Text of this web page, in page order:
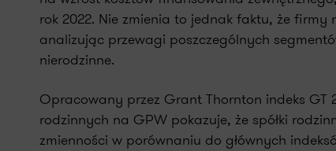
rok 2022. Nie zmienia to jednak faktu, że firmy
analizując przewagi poszczególnych
nierodzinne.
Opracowany przez Grant Thornton indeks GT
rodzinnych na GPW pokazuje, że spółki
zmienności w porównaniu do głównych